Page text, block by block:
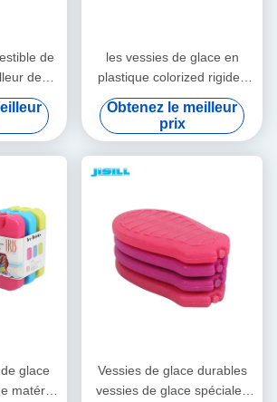
de
des
gel de
de
de
les vessies de glace en
plastique colorized rigides
colorées de catégorie
comestible de HDPE
emploient extensivement
gardent le refroidisseur froid
de bouteille de gel pour la
Obtenez le meilleur
prix
glace
matériel
Vessies de glace durables
vessies de glace spéciales